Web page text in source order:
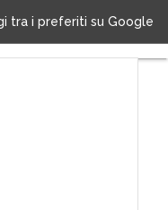
tra i preferiti su Google